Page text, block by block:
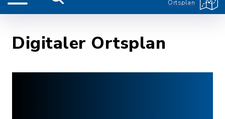
Ortsplan
Digitaler Ortsplan